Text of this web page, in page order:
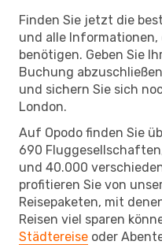
Finden Sie jetzt die
und alle Informationen,
benötigen. Geben Sie
Buchung
und sichern Sie sich
London.
Auf Opodo finden Sie
690
und 40.000
profitieren Sie von
Reisepaketen, mit
Reisen viel sparen
Städtereise oder